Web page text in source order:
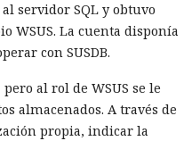
servidor SQL y obtuvo
WSUS. La cuenta disponía
con SUSDB.
al rol de WSUS se le
almacenados. A través de
propia, indicar la